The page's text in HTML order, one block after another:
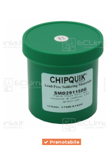
Prenotabile